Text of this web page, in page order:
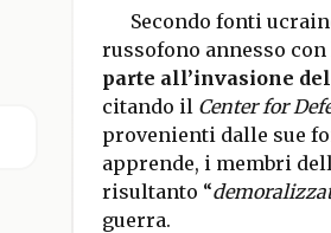
Secondo fonti
russofono annesso con
parte all’invasione
citando il Center for
provenienti dalle sue
apprende, i membri
risultanto “
guerra.